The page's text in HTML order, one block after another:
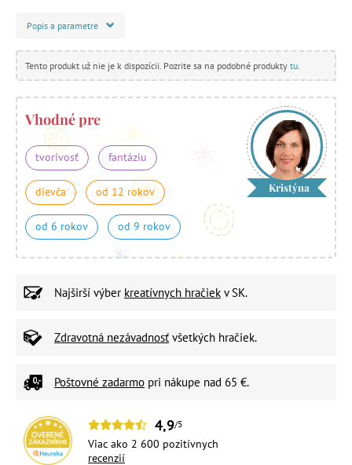
Popis a parametre
Tento produkt už nie je k dispozícii. Pozrite sa na podobné produkty tu
Vhodné pre
tvorivosť fantáziu
dievča od 12 rokov
od 6 rokov od 9 rokov
Kristýna
Najširší výber kreatívnych hračiek v SK.
Zdravotná nezávadnosť všetkých hračiek.
Poštovné zadarmo pri nákupe nad 65 €.
4,9/5
Viac ako 2 600 pozitívnych
recenzií